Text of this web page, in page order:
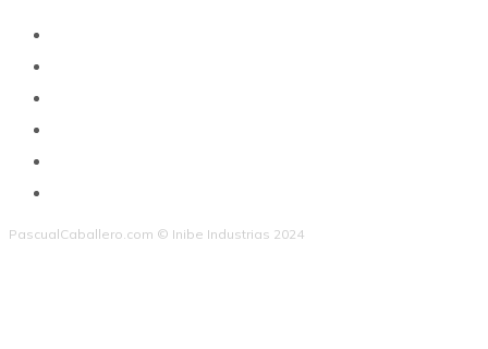
PascualCaballero.com © Inibe Industrias 2024